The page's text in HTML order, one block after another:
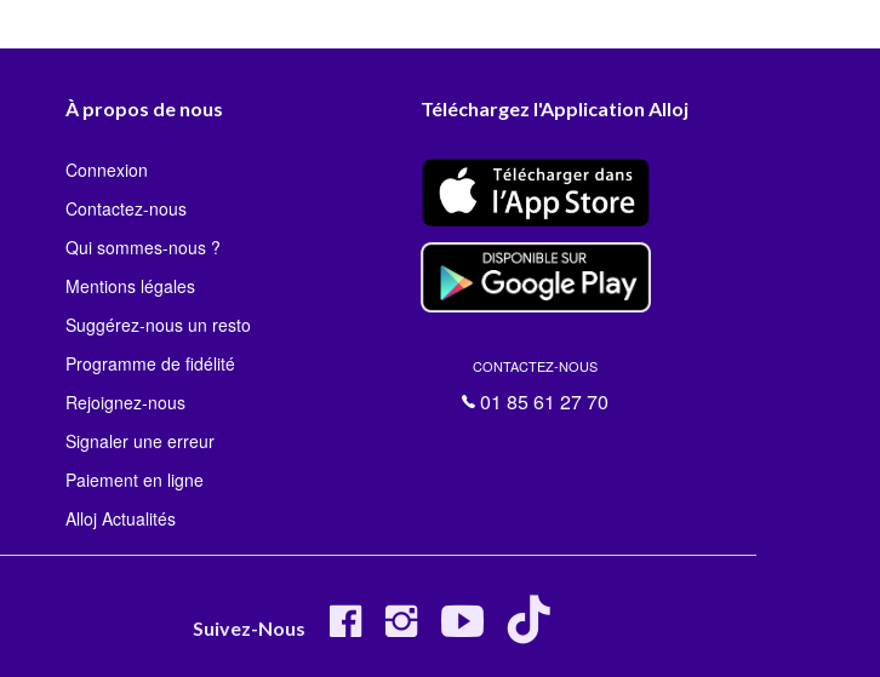
À propos de nous
Connexion
Contactez-nous
Qui sommes-nous ?
Mentions légales
Suggérez-nous un resto
Programme de fidélité
Rejoignez-nous
Signaler une erreur
Paiement en ligne
Alloj Actualités
Téléchargez l'Application Alloj
CONTACTEZ-NOUS
01 85 61 27 70
Suivez-Nous